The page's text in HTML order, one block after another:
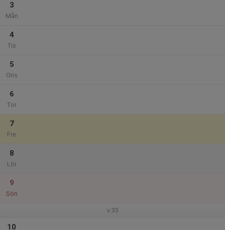
3
Mån
4
Tis
5
Ons
6
Tor
7
Fre
8
Lör
9
Sön
v.33
10